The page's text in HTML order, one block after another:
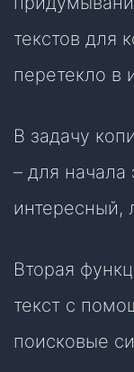
текстов для
перетекло в
В задачу
– для начала
интересный,
Вторая
текст с
поисковые